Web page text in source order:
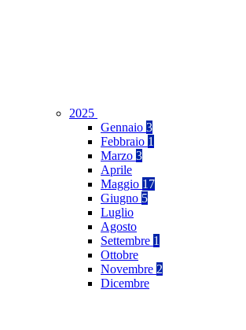
2025
Gennaio 3
Febbraio 1
Marzo 3
Aprile
Maggio 17
Giugno 5
Luglio
Agosto
Settembre 1
Ottobre
Novembre 2
Dicembre